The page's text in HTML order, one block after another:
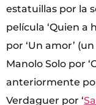
estatuillas por la
película ‘Quien a
por ‘Un amor’
Manolo Solo por
anteriormente por
Verdaguer por ‘